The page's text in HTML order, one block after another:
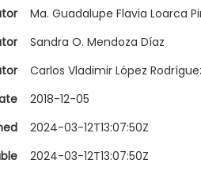
Ma. Guadalupe Flavia Loarca
Sandra O. Mendoza Díaz
Carlos Vladimir López
2018-12-05
2024-03-12T13:07:50Z
2024-03-12T13:07:50Z